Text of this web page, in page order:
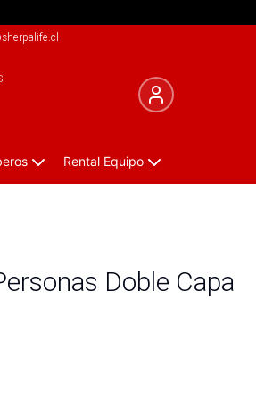
Rental Equipo
Doble Capa